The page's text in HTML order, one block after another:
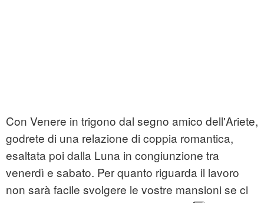
Con Venere in trigono dal segno amico dell'Ariete,
godrete di una relazione di coppia romantica,
esaltata poi dalla Luna in congiunzione tra
venerdì e sabato. Per quanto riguarda il lavoro
non sarà facile svolgere le vostre mansioni se ci